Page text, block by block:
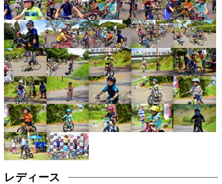
レディース